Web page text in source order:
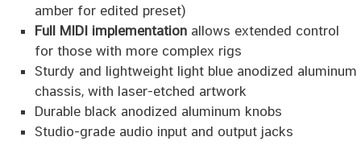
amber for edited preset)
Full MIDI implementationallows extended control
for those with more complex rigs
Sturdy and lightweight light blue anodized aluminum
chassis, with laser-etched artwork
Durable black anodized aluminum knobs
Studio-grade audio input and output jacks